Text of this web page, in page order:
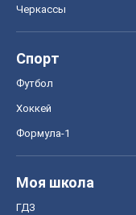
Черкассы
Спорт
Футбол
Хоккей
Формула-1
Моя школа
ГДЗ